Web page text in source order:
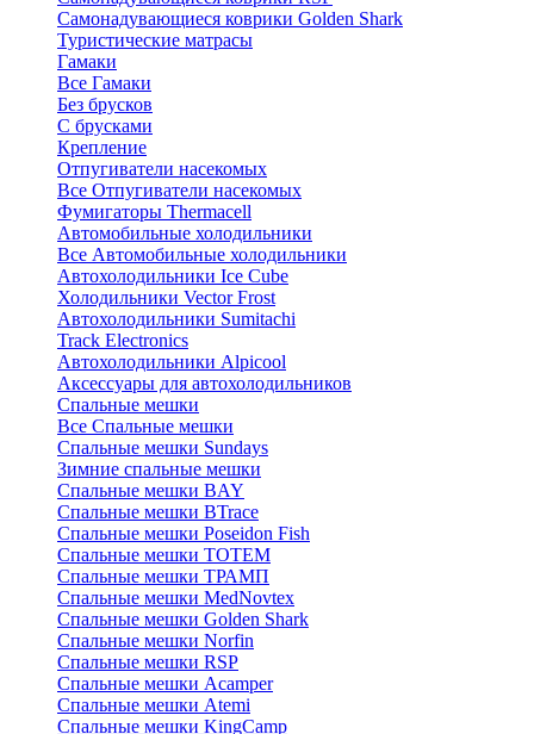
Самонадувающиеся коврики Golden Shark
Туристические матрасы
Гамаки
Все Гамаки
Без брусков
С брусками
Крепление
Отпугиватели насекомых
Все Отпугиватели насекомых
Фумигаторы Thermacell
Автомобильные холодильники
Все Автомобильные холодильники
Автохолодильники Ice Cube
Холодильники Vector Frost
Автохолодильники Sumitachi
Track Electronics
Автохолодильники Alpicool
Аксессуары для автохолодильников
Спальные мешки
Все Спальные мешки
Спальные мешки Sundays
Зимние спальные мешки
Спальные мешки BAY
Спальные мешки BTrace
Спальные мешки Poseidon Fish
Спальные мешки ТОТЕМ
Спальные мешки ТРАМП
Cпальные мешки MedNovtex
Спальные мешки Golden Shark
Спальные мешки Norfin
Спальные мешки RSP
Спальные мешки Acamper
Спальные мешки Atemi
Спальные мешки KingCamp